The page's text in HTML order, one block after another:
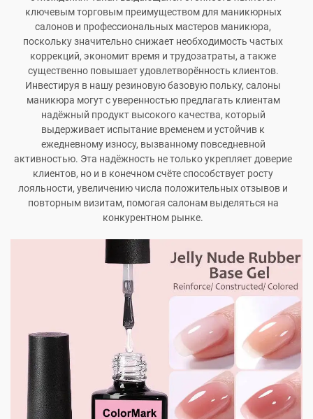
ключевым торговым преимуществом для маникюрных
салонов и профессиональных мастеров маникюра,
поскольку значительно снижает необходимость частых
коррекций, экономит время и трудозатраты, а также
существенно повышает удовлетворённость клиентов.
Инвестируя в нашу резиновую базовую польку, салоны
маникюра могут с уверенностью предлагать клиентам
надёжный продукт высокого качества, который
выдерживает испытание временем и устойчив к
ежедневному износу, вызванному повседневной
активностью. Эта надёжность не только укрепляет доверие
клиентов, но и в конечном счёте способствует росту
лояльности, увеличению числа положительных отзывов и
повторным визитам, помогая салонам выделяться на
конкурентном рынке.